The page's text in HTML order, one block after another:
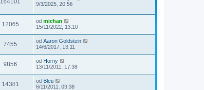
164101
9/3/2025, 20:56
12065 od michan
15/11/2022, 13:10
7455 od Aaron Goldstein
14/6/2017, 13:11
9856 od Horny
13/11/2011, 17:38
14381 od Bleu
6/11/2011, 09:38